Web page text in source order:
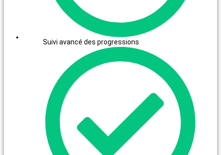
Suivi avancé des progressions